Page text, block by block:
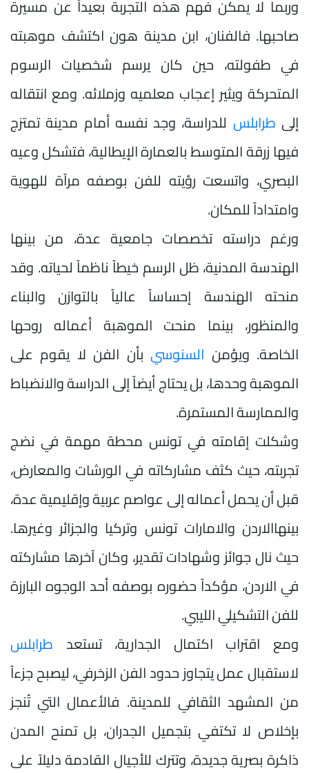
وربما لا يمكن فهم هذه التجربة بعيداً عن مسيرة
صاحبها. فالفنان، ابن مدينة هون اكتشف موهبته
في طفولته، حين كان يرسم شخصيات الرسوم
المتحركة ويثير إعجاب معلميه وزملائه. ومع انتقاله
إلى طرابلس للدراسة، وجد نفسه أمام مدينة تمتزج
فيها زرقة المتوسط بالعمارة الإيطالية، فتشكل وعيه
البصري، واتسعت رؤيته للفن بوصفه مرآة للهوية
وامتداداً للمكان.
ورغم دراسته تخصصات جامعية عدة، من بينها
الهندسة المدنية، ظل الرسم خيطاً ناظماً لحياته. وقد
منحته الهندسة إحساساً عالياً بالتوازن والبناء
والمنظور، بينما منحت الموهبة أعماله روحها
الخاصة. ويؤمن السنوسيبأن الفن لا يقوم على
الموهبة وحدها، بل يحتاج أيضاً إلى الدراسة والانضباط
والممارسة المستمرة.
وشكلت إقامته في تونس محطة مهمة في نضج
تجربته، حيث كثف مشاركاته في الورشات والمعارض،
قبل أن يحمل أعماله إلى عواصم عربية وإقليمية عدة،
بينهاالاردن والامارات تونس وتركيا والجزائر وغيرها.
حيث نال جوائز وشهادات تقدير، وكان آخرها مشاركته
في الاردن، مؤكداً حضوره بوصفه أحد الوجوه البارزة
للفن التشكيلي الليبي.
ومع اقتراب اكتمال الجدارية، تستعد طرابلس
لاستقبال عمل يتجاوز حدود الفن الزخرفي، ليصبح جزءاً
من المشهد الثقافي للمدينة. فالأعمال التي تُنجز
بإخلاص لا تكتفي بتجميل الجدران، بل تمنح المدن
ذاكرة بصرية جديدة، وتترك للأجيال القادمة دليلاً على